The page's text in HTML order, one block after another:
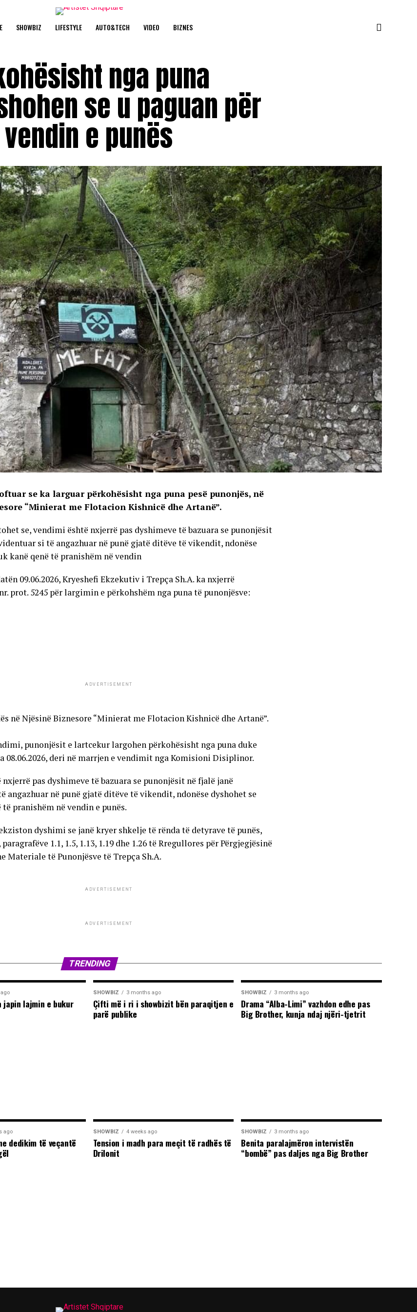
SHOWBIZ LIFESTYLE AUTO&TECH VIDEO BIZNES
nga puna
se u paguan për
e punës
se ka larguar përkohësisht nga puna pesë punonjës, në
“Minierat me Flotacion Kishnicë dhe Artanë”.
se, vendimi është nxjerrë pas dyshimeve të bazuara se punonjësit
si të angazhuar në punë gjatë ditëve të vikendit, ndonëse
kanë qenë të pranishëm në vendin
09.06.2026, Kryeshefi Ekzekutiv i Trepça Sh.A. ka nxjerrë
prot. 5245 për largimin e përkohshëm nga puna të punonjësve:
ADVERTISEMENT
në Njësinë Biznesore “Minierat me Flotacion Kishnicë dhe Artanë”.
punonjësit e lartcekur largohen përkohësisht nga puna duke
08.06.2026, deri në marrjen e vendimit nga Komisioni Disiplinor.
pas dyshimeve të bazuara se punonjësit në fjalë janë
angazhuar në punë gjatë ditëve të vikendit, ndonëse dyshohet se
të pranishëm në vendin e punës.
dyshimi se janë kryer shkelje të rënda të detyrave të punës,
1.1, 1.5, 1.13, 1.19 dhe 1.26 të Rregullores për Përgjegjësinë
Materiale të Punonjësve të Trepça Sh.A.
ADVERTISEMENT
ADVERTISEMENT
TRENDING
lajmin e bukur
SHOWBIZ 3 months ago
Çifti më i ri i showbizit bën paraqitjen e
parë publike
SHOWBIZ 3 months ago
Drama “Alba-Limi” vazhdon edhe pas
Big Brother, kunja ndaj njëri-tjetrit
ago
dedikim të veçantë
SHOWBIZ 4 weeks ago
Tension i madh para meçit të radhës të
Drilonit
SHOWBIZ 3 months ago
Benita paralajmëron intervistën
“bombë” pas daljes nga Big Brother